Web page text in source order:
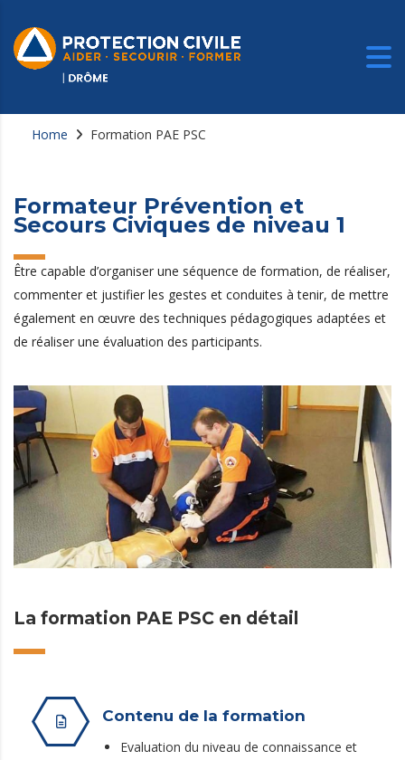
Home Formation PAE PSC
Formateur Prévention et
Secours Civiques de niveau 1
Être capable d’organiser une séquence de formation, de réaliser,
commenter et justifier les gestes et conduites à tenir, de mettre
également en œuvre des techniques pédagogiques adaptées et
de réaliser une évaluation des participants.
La formation PAE PSC en détail
Contenu de la formation
Evaluation du niveau de connaissance et